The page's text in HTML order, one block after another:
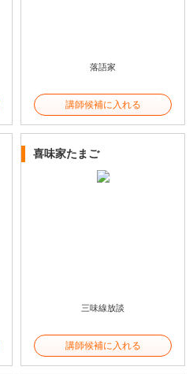
落語家
講師候補に入れる
喜味家たまご
三味線放談
講師候補に入れる